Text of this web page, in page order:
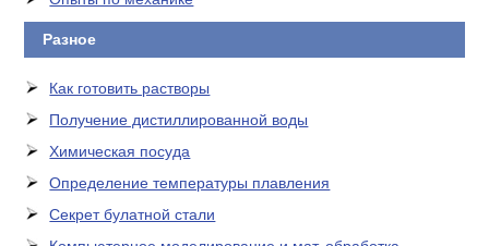
Разное
Как готовить растворы
Получение дистиллированной воды
Химическая посуда
Определение температуры плавления
Секрет булатной стали